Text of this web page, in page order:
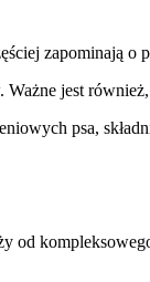
zapominają
jest
psa,
od